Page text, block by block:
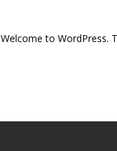
Welcome to WordPress.